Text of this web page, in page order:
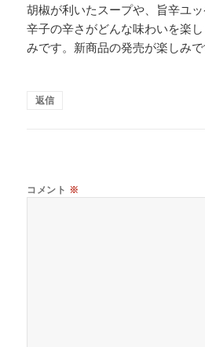
胡椒が利いたスープや、旨辛ユ
辛子の辛さがどんな味わいを楽
みです。新商品の発売が楽しみで
返信
コメント ※